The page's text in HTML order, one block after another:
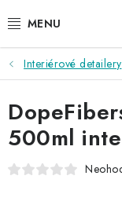
na
AKCE
NOVINKY
EXTERIÉR
Interiérové detailery
500ml